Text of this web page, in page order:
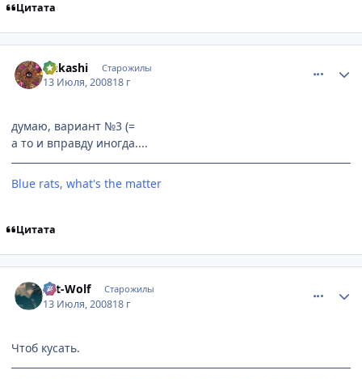
Цитата
rinkashi Старожилы
13 Июля, 200818 г
думаю, вариант №3 (=
а то и вправду иногда....
Blue rats, what's the matter
Цитата
Art-Wolf Старожилы
13 Июля, 200818 г
Чтоб кусать.